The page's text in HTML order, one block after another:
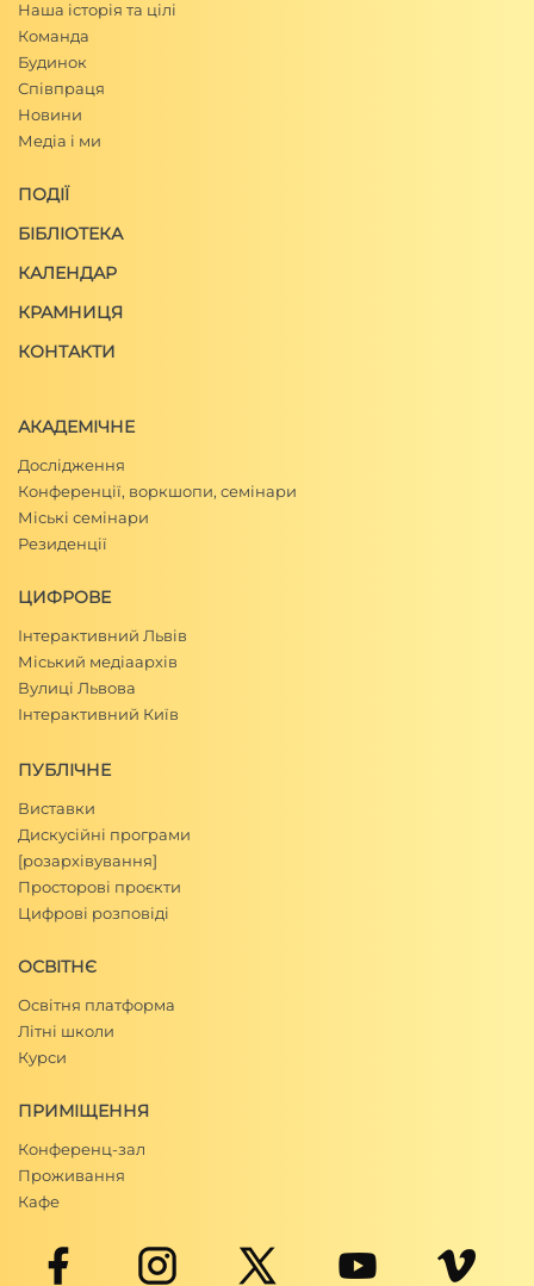
Наша історія та цілі
Команда
Будинок
Співпраця
Новини
Медіа і ми
ПОДІЇ
БІБЛІОТЕКА
КАЛЕНДАР
КРАМНИЦЯ
КОНТАКТИ
АКАДЕМІЧНЕ
Дослідження
Конференції, воркшопи, семінари
Міські семінари
Резиденції
ЦИФРОВЕ
Інтерактивний Львів
Міський медіаархів
Вулиці Львова
Інтерактивний Київ
ПУБЛІЧНЕ
Виставки
Дискусійні програми
[розархівування]
Просторові проєкти
Цифрові розповіді
ОСВІТНЄ
Освітня платформа
Літні школи
Курси
ПРИМІЩЕННЯ
Конференц-зал
Проживання
Кафе